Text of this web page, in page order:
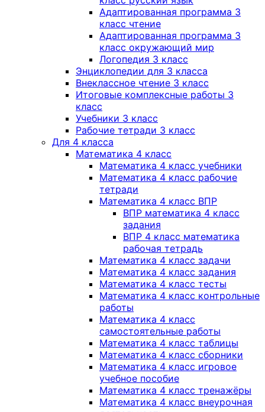
Адаптированная программа 3
класс чтение
Адаптированная программа 3
класс окружающий мир
Логопедия 3 класс
Энциклопедии для 3 класса
Внеклассное чтение 3 класс
Итоговые комплексные работы 3
класс
Учебники 3 класс
Рабочие тетради 3 класс
Для 4 класса
Математика 4 класс
Математика 4 класс учебники
Математика 4 класс рабочие
тетради
Математика 4 класс ВПР
ВПР математика 4 класс
задания
ВПР 4 класс математика
рабочая тетрадь
Математика 4 класс задачи
Математика 4 класс задания
Математика 4 класс тесты
Математика 4 класс контрольные
работы
Математика 4 класс
самостоятельные работы
Математика 4 класс таблицы
Математика 4 класс сборники
Математика 4 класс игровое
учебное пособие
Математика 4 класс тренажёры
Математика 4 класс внеурочная